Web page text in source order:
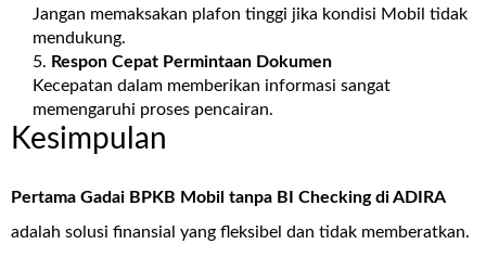
Jangan memaksakan plafon tinggi jika kondisi Mobil tidak
mendukung.
Respon Cepat Permintaan Dokumen
Kecepatan dalam memberikan informasi sangat
memengaruhi proses pencairan.
Kesimpulan
Pertama Gadai BPKB Mobil tanpa BI Checking diADIRA
adalah solusi finansial yang fleksibel dan tidak memberatkan.